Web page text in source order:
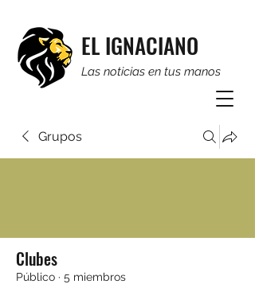
EL IGNACIANO
Las noticias en tus manos
Grupos
Clubes
Público · 5 miembros